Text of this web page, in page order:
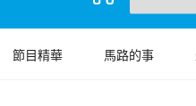
節目精華 馬路的事